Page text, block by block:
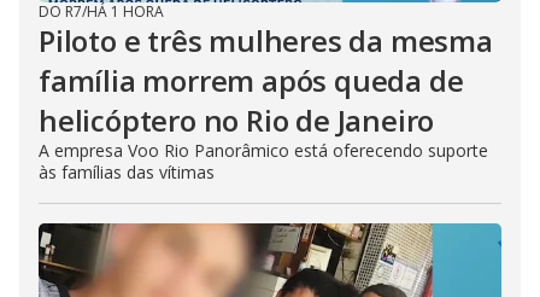
DO R7/HÁ 1 HORA
Piloto e três mulheres da mesma
família morrem após queda de
helicóptero no Rio de Janeiro
A empresa Voo Rio Panorâmico está oferecendo suporte
às famílias das vítimas